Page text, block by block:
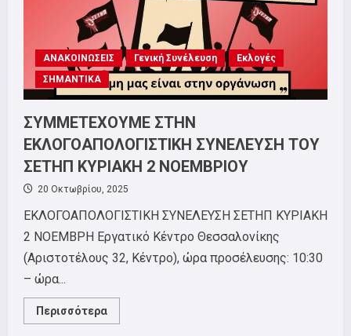
ΑΝΑΚΟΙΝΩΣΕΙΣ Γενική Συνέλευση
Εκλογές
ΣΗΜΑΝΤΙΚΑ
ΣΥΜΜΕΤΕΧΟΥΜΕ ΣΤΗΝ
ΕΚΛΟΓΟΑΠΟΛΟΓΙΣΤΙΚΗ ΣΥΝΕΛΕΥΣΗ ΤΟΥ
ΣΕΤΗΠ ΚΥΡΙΑΚΗ 2 ΝΟΕΜΒΡΙΟΥ
20 Οκτωβρίου, 2025
ΕΚΛΟΓΟΑΠΟΛΟΓΙΣΤΙΚΗ ΣΥΝΕΛΕΥΣΗ ΣΕΤΗΠ ΚΥΡΙΑΚΗ
2 ΝΟΕΜΒΡΗ Εργατικό Κέντρο Θεσσαλονίκης
(Αριστοτέλους 32, Κέντρο), ώρα προσέλευσης: 10:30
– ώρα...
Περισσότερα
more